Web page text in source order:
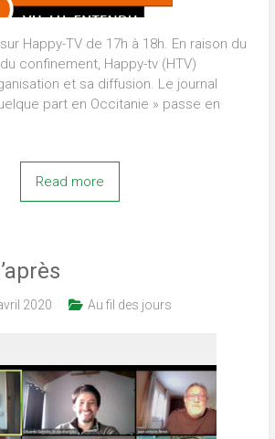
Happy-TV de 17h à 18h. En raison du
confinement, Happy-tv (HTV)
et sa diffusion. Le journal
part en Occitanie » passe en
Read more
2020 Au fil des jours